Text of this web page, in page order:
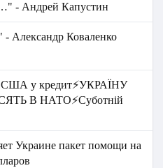
- Андрей Капустин
Коваленко
США у кредит⚡УКРАЇНУ
В НАТО⚡Суботній
Украине пакет помощи на